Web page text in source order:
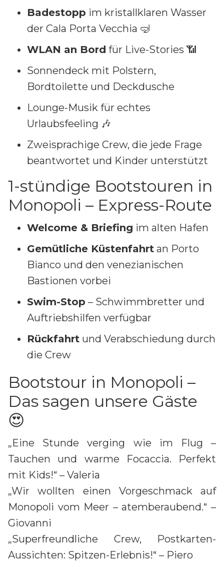
Badestopp im kristallklaren Wasser
der Cala Porta Vecchia 🤿
WLAN an Bord für Live-Stories 📶
Sonnendeck mit Polstern,
Bordtoilette und Deckdusche
Lounge-Musik für echtes
Urlaubsfeeling 🎶
Zweisprachige Crew, die jede Frage
beantwortet und Kinder unterstützt
1-stündige Bootstouren in
Monopoli – Express-Route
Welcome & Briefing im alten Hafen
Gemütliche Küstenfahrt an Porto
Bianco und den venezianischen
Bastionen vorbei
Swim-Stop – Schwimmbretter und
Auftriebshilfen verfügbar
Rückfahrt und Verabschiedung durch
die Crew
Bootstour in Monopoli –
Das sagen unsere Gäste
😍
„Eine Stunde verging wie im Flug –
Tauchen und warme Focaccia. Perfekt
mit Kids!“ – Valeria
„Wir wollten einen Vorgeschmack auf
Monopoli vom Meer – atemberaubend.“ –
Giovanni
„Superfreundliche Crew, Postkarten-
Aussichten: Spitzen-Erlebnis!“ – Piero